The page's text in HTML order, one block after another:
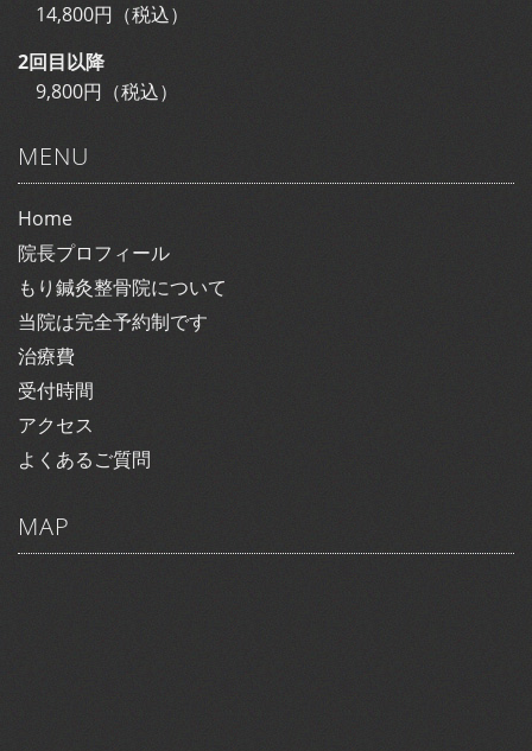
14,800円（税込）
2回目以降
9,800円（税込）
MENU
Home
院長プロフィール
もり鍼灸整骨院について
当院は完全予約制です
治療費
受付時間
アクセス
よくあるご質問
MAP